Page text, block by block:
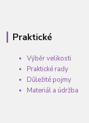
Praktické
Výběr velikosti
Praktické rady
Důležité pojmy
Materiál a údržba